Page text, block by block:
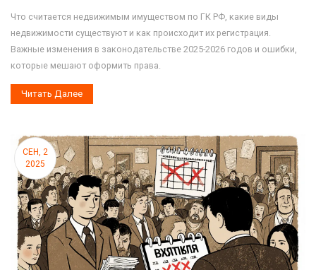
Что считается недвижимым имуществом по ГК РФ, какие виды
недвижимости существуют и как происходит их регистрация.
Важные изменения в законодательстве 2025-2026 годов и ошибки,
которые мешают оформить права.
Читать Далее
СЕН, 2
2025